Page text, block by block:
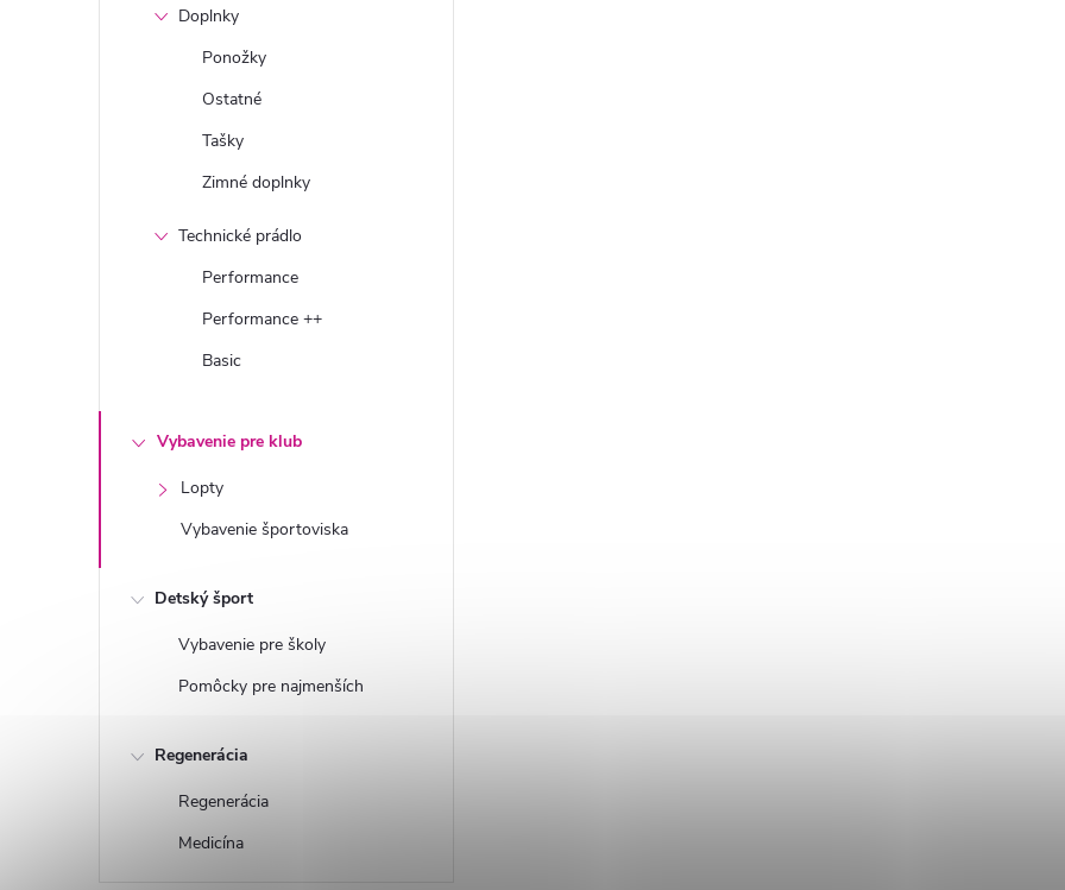
Doplnky
Ponožky
Ostatné
Tašky
Zimné doplnky
Technické prádlo
Performance
Performance ++
Basic
Vybavenie pre klub
Lopty
Vybavenie športoviska
Detský šport
Vybavenie pre školy
Pomôcky pre najmenších
Regenerácia
Regenerácia
Medicína